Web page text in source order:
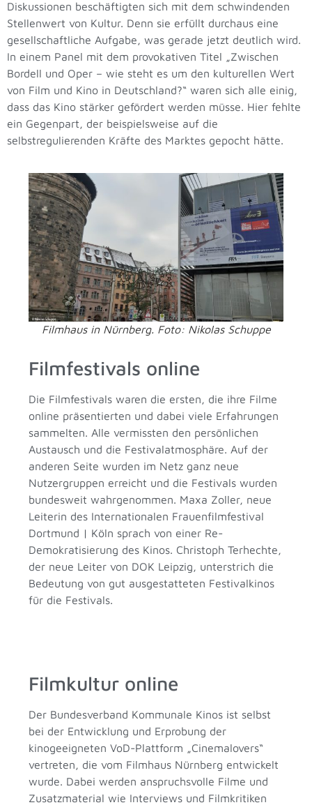
Diskussionen beschäftigten sich mit dem schwindenden
Stellenwert von Kultur. Denn sie erfüllt durchaus eine
gesellschaftliche Aufgabe, was gerade jetzt deutlich wird.
In einem Panel mit dem provokativen Titel „Zwischen
Bordell und Oper – wie steht es um den kulturellen Wert
von Film und Kino in Deutschland?“ waren sich alle einig,
dass das Kino stärker gefördert werden müsse. Hier fehlte
ein Gegenpart, der beispielsweise auf die
selbstregulierenden Kräfte des Marktes gepocht hätte.
Filmhaus in Nürnberg. Foto: Nikolas Schuppe
Filmfestivals online
Die Filmfestivals waren die ersten, die ihre Filme
online präsentierten und dabei viele Erfahrungen
sammelten. Alle vermissten den persönlichen
Austausch und die Festivalatmosphäre. Auf der
anderen Seite wurden im Netz ganz neue
Nutzergruppen erreicht und die Festivals wurden
bundesweit wahrgenommen. Maxa Zoller, neue
Leiterin des Internationalen Frauenfilmfestival
Dortmund | Köln sprach von einer Re-
Demokratisierung des Kinos. Christoph Terhechte,
der neue Leiter von DOK Leipzig, unterstrich die
Bedeutung von gut ausgestatteten Festivalkinos
für die Festivals.
Filmkultur online
Der Bundesverband Kommunale Kinos ist selbst
bei der Entwicklung und Erprobung der
kinogeeigneten VoD-Plattform „Cinemalovers“
vertreten, die vom Filmhaus Nürnberg entwickelt
wurde. Dabei werden anspruchsvolle Filme und
Zusatzmaterial wie Interviews und Filmkritiken